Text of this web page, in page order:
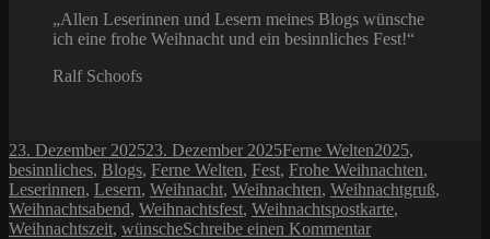
„Allen Leserinnen und Lesern meines Blogs wünsche
ich eine frohe Weihnacht und ein besinnliches Fest!“
Ralf Schoofs
Veröffentlicht
am
23. Dezember 202523. Dezember 2025Kategorien
Ferne WeltenSchlagwörter
2025,
besinnliches, Blogs, Ferne Welten, Fest, Frohe Weihnachten,
Leserinnen, Lesern, Weihnacht, Weihnachten, Weihnachtgruß,
Weihnachtsabend, Weihnachtsfest, Weihnachtspostkarte,
Weihnachtszeit, wünscheSchreibe einen Kommentarzu